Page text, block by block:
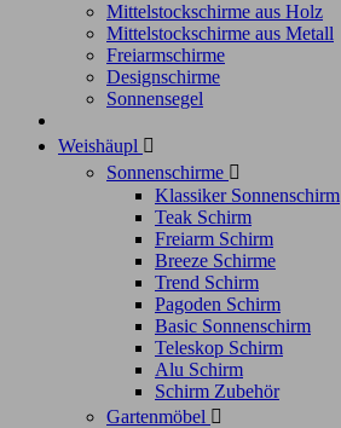
Mittelstockschirme aus Holz
Mittelstockschirme aus Metall
Freiarmschirme
Designschirme
Sonnensegel
Weishäupl 
Sonnenschirme 
Klassiker Sonnenschirm
Teak Schirm
Freiarm Schirm
Breeze Schirme
Trend Schirm
Pagoden Schirm
Basic Sonnenschirm
Teleskop Schirm
Alu Schirm
Schirm Zubehör
Gartenmöbel 